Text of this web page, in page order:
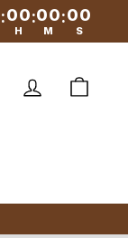
:00
H
:00
M
:00
S